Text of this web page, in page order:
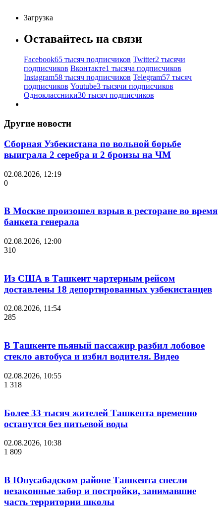
Загрузка
Оставайтесь на связи
Facebook65 тысяч подписчиков Twitter2 тысячи
подписчиков Вконтакте1 тысяча подписчиков
Instagram58 тысяч подписчиков Telegram57 тысяч
подписчиков Youtube3 тысячи подписчиков
Одноклассники30 тысяч подписчиков
Другие новости
Сборная Узбекистана по вольной борьбе
выиграла 2 серебра и 2 бронзы на ЧМ
02.08.2026, 12:19
0
В Москве произошел взрыв в ресторане во время
банкета генерала
02.08.2026, 12:00
310
Из США в Ташкент чартерным рейсом
доставлены 18 депортированных узбекистанцев
02.08.2026, 11:54
285
В Ташкенте пьяный пассажир разбил лобовое
стекло автобуса и избил водителя. Видео
02.08.2026, 10:55
1 318
Более 33 тысяч жителей Ташкента временно
останутся без питьевой воды
02.08.2026, 10:38
1 809
В Юнусабадском районе Ташкента снесли
незаконные забор и постройки, занимавшие
часть территории школы